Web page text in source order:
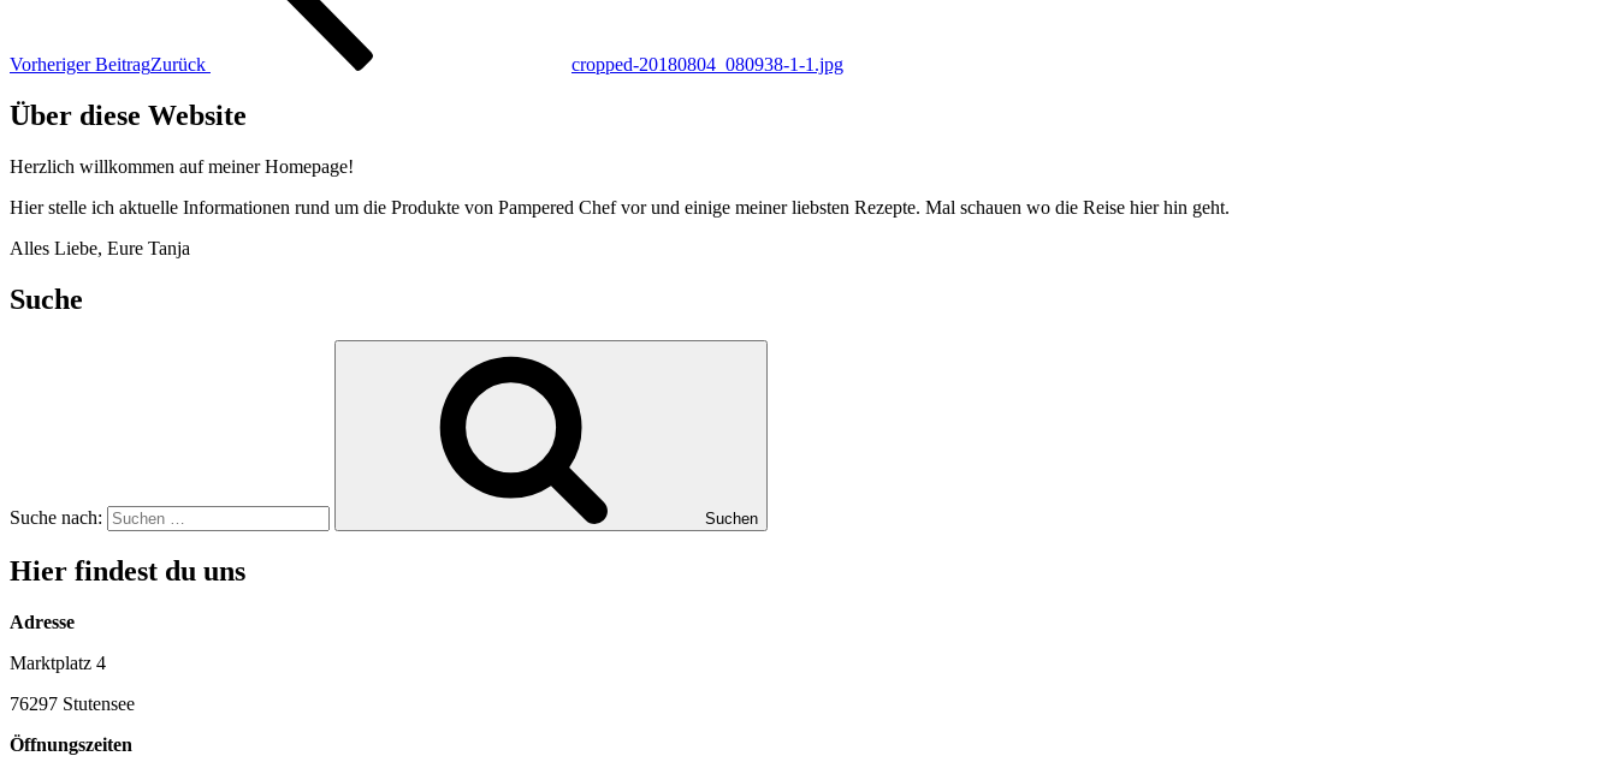
Vorheriger BeitragZurück cropped-20180804_080938-1-1.jpg
Über diese Website
Herzlich willkommen auf meiner Homepage!
Hier stelle ich aktuelle Informationen rund um die Produkte von Pampered Chef vor und einige meiner liebsten Rezepte. Mal schauen wo die Reise hier hin geht.
Alles Liebe, Eure Tanja
Suche
Suche nach: Suchen
Hier findest du uns
Adresse
Marktplatz 4
76297 Stutensee
Öffnungszeiten